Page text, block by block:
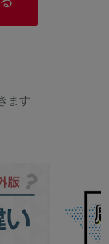
ます